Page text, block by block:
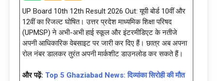
UP Board 10th 12th Result 2026 Out: यूपी बोर्ड 10वीं और
12वीं का रिजल्ट घोषित। उत्तर प्रदेश माध्यमिक शिक्षा परिषद
(UPMSP) ने अभी-अभी हाई स्कूल और इंटरमीडिएट के नतीजे
अपनी आधिकारिक वेबसाइट पर जारी कर दिए हैं। छात्र अब अपना
रोल नंबर डालकर तुरंत अपनी मार्कशीट डाउनलोड कर सकते हैं।
और पढ़ें: Top 5 Ghaziabad News: दिव्यांका सिरोही की मौत